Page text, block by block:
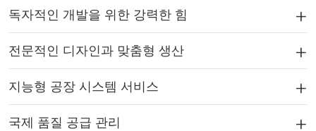
독자적인 개발을 위한 강력한 힘
전문적인 디자인과 맞춤형 생산
지능형 공장 시스템 서비스
국제 품질 공급 관리